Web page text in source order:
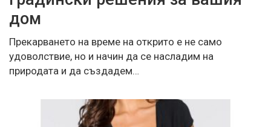
дом
Прекарването на време на открито е не само
удоволствие, но и начин да се насладим на
природата и да създадем…